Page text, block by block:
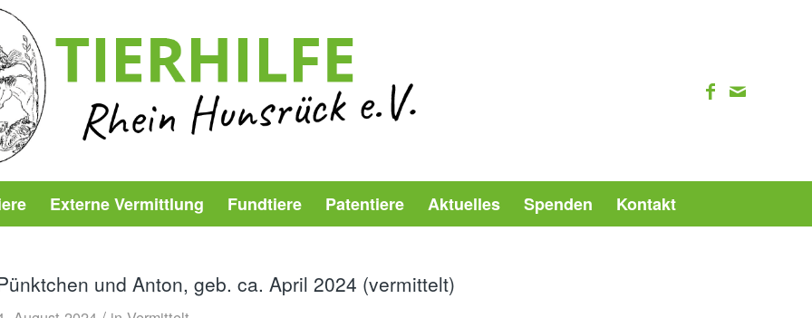
Externe Vermittlung Fundtiere Patentiere Aktuelles Spenden Kontakt
und Anton, geb. ca. April 2024 (vermittelt)